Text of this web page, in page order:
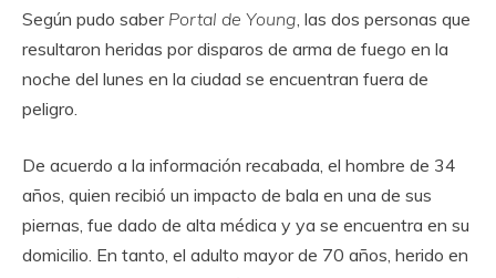
Según pudo saber Portal de Young, las dos personas que
resultaron heridas por disparos de arma de fuego en la
noche del lunes en la ciudad se encuentran fuera de
peligro.
De acuerdo a la información recabada, el hombre de 34
años, quien recibió un impacto de bala en una de sus
piernas, fue dado de alta médica y ya se encuentra en su
domicilio. En tanto, el adulto mayor de 70 años, herido en